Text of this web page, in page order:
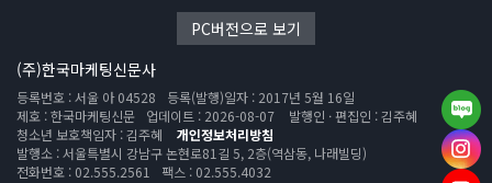
PC버전으로 보기
(주)한국마케팅신문사
등록번호 : 서울 아 04528
등록(발행)일자 : 2017년 5월 16일
제호 : 한국마케팅신문
업데이트 : 2026-08-07
발행인 · 편집인 : 김주혜
청소년 보호책임자 : 김주혜
개인정보처리방침
발행소 : 서울특별시 강남구 논현로81길 5, 2층(역삼동, 나래빌딩)
전화번호 : 02.555.2561
팩스 : 02.555.4032